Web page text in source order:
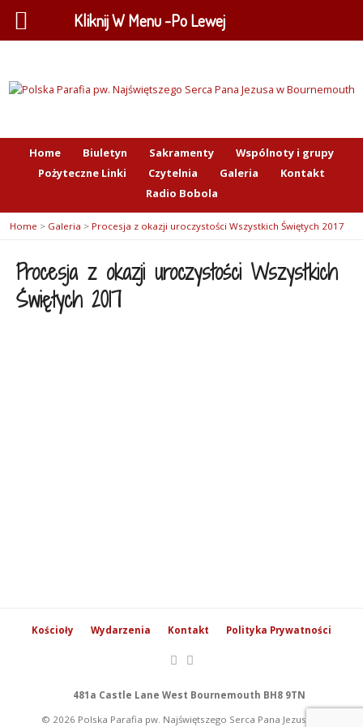
Home Biuletyn Sakramenty
Wspólnoty i grupy
Pożyteczne Linki
Czytelnia Galeria
Kontakt
Radio Bobola
Home > Galeria > Procesja z okazji uroczystości Wszystkich Świętych 2017
Procesja z okazji uroczystości Wszystkich
Świętych 2017
Kościoły Wydarzenia Kontakt Polityka Prywatności
481a Castle Lane West Bournemouth BH8 9TN
© 2026 Polska Parafia pw. Najświętszego Serca Pana Jezusa w
Kliknij W Menu -Po Lewej